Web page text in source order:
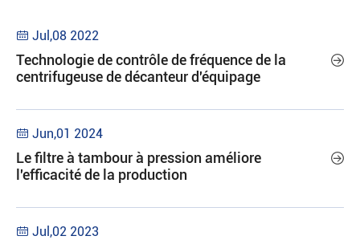
 Jul,08 2022
Technologie de contrôle de fréquence de la
centrifugeuse de décanteur d'équipage

 Jun,01 2024
Le filtre à tambour à pression améliore
l'efficacité de la production

 Jul,02 2023